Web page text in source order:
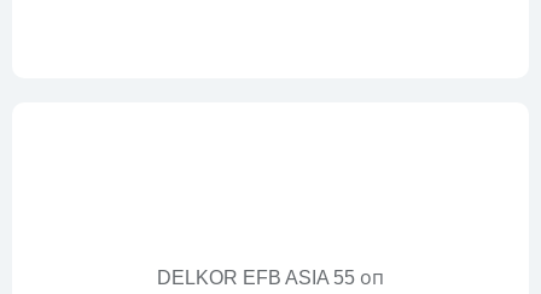
DELKOR EFB ASIA 55 оп